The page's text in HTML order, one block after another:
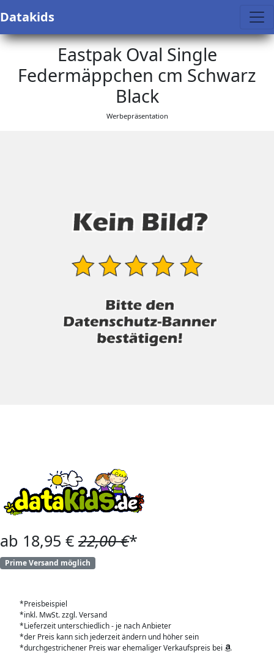
Datakids
Eastpak Oval Single
Federmäppchen cm Schwarz
Black
Werbepräsentation
ab 18,95 € 22,00 €*
Prime Versand möglich
*Preisbeispiel
*inkl. MwSt. zzgl. Versand
*Lieferzeit unterschiedlich - je nach Anbieter
*der Preis kann sich jederzeit ändern und höher sein
*durchgestrichener Preis war ehemaliger Verkaufspreis bei